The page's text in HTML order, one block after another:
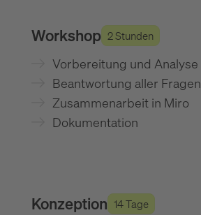
Workshop 2 Stunden
Vorbereitung und Analyse
Beantwortung aller Fragen
Zusammenarbeit in Miro
Dokumentation
Konzeption 14 Tage